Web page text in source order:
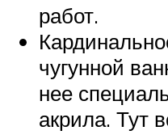
работ.
чугунной
нее
акрила. Тут